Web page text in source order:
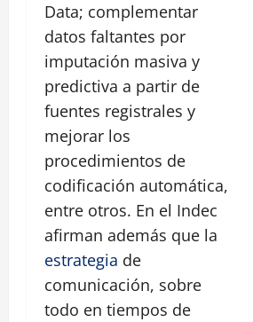
Data; complementar
datos faltantes por
imputación masiva y
predictiva a partir de
fuentes registrales y
mejorar los
procedimientos de
codificación automática,
entre otros. En el Indec
afirman además que la
estrategia de
comunicación, sobre
todo en tiempos de